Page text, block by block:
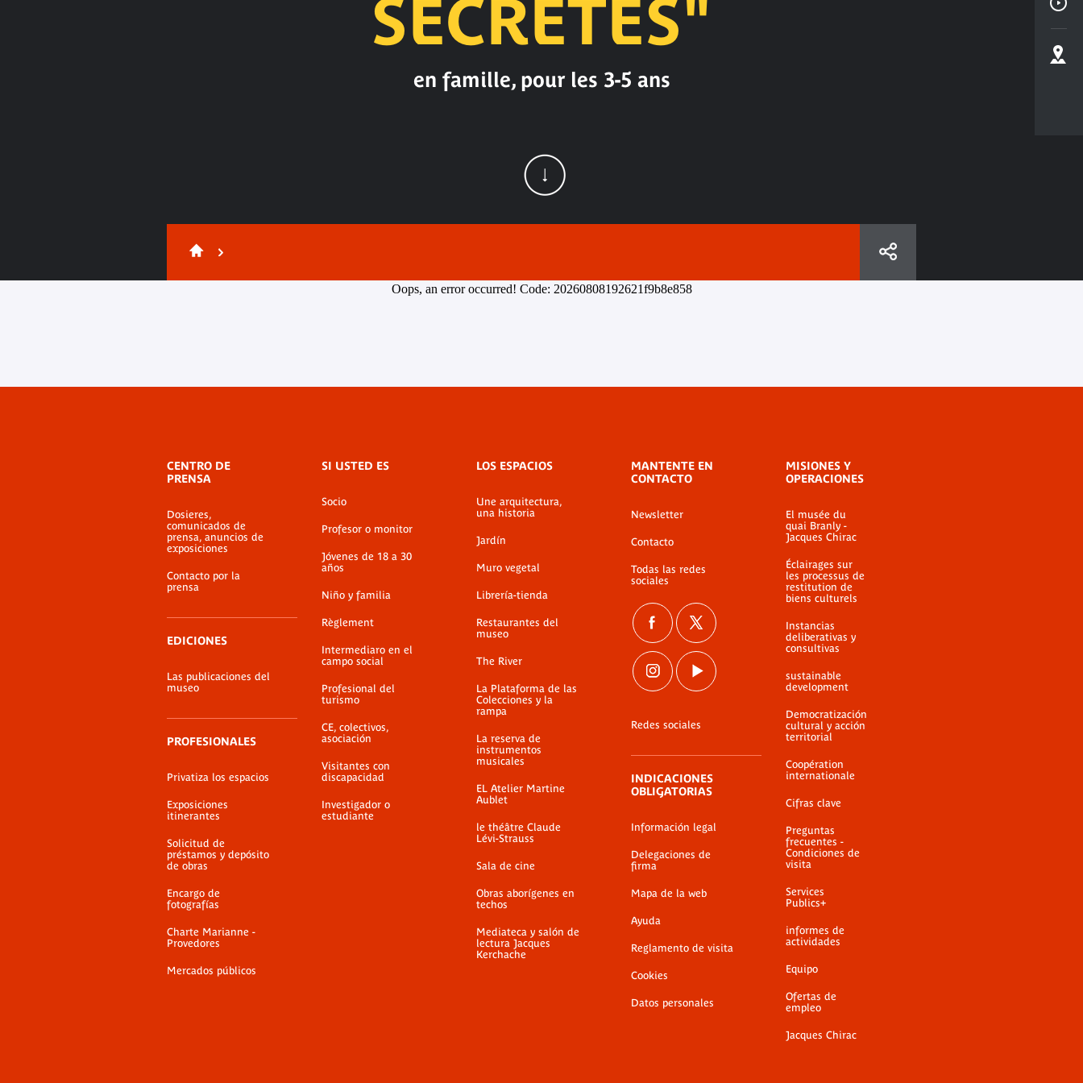
SECRÈTES"
en famille, pour les 3-5 ans
Oops, an error occurred! Code: 20260808192621f9b8e858
de
pie
página
CENTRO DE
PRENSA
Dosieres,
comunicados de
prensa, anuncios de
exposiciones
Contacto por la
prensa
EDICIONES
Las publicaciones del
museo
PROFESIONALES
Privatiza los espacios
Exposiciones
itinerantes
Solicitud de
préstamos y depósito
de obras
Encargo de
fotografías
Charte Marianne -
Provedores
Mercados públicos
SI USTED ES
Socio
Profesor o monitor
Jóvenes de 18 a 30
años
Niño y familia
Règlement
Intermediaro en el
campo social
Profesional del
turismo
CE, colectivos,
asociación
Visitantes con
discapacidad
Investigador o
estudiante
LOS ESPACIOS
Une arquitectura,
una historia
Jardín
Muro vegetal
Librería-tienda
Restaurantes del
museo
The River
La Plataforma de las
Colecciones y la
rampa
La reserva de
instrumentos
musicales
EL Atelier Martine
Aublet
le théâtre Claude
Lévi-Strauss
Sala de cine
Obras aborígenes en
techos
Mediateca y salón de
lectura Jacques
Kerchache
MANTENTE EN
CONTACTO
Newsletter
Contacto
Todas las redes
sociales
Redes sociales
INDICACIONES
OBLIGATORIAS
Información legal
Delegaciones de
firma
Mapa de la web
Ayuda
Reglamento de visita
Cookies
Datos personales
MISIONES Y
OPERACIONES
El musée du
quai Branly -
Jacques Chirac
Éclairages sur
les processus de
restitution de
biens culturels
Instancias
deliberativas y
consultivas
sustainable
development
Democratización
cultural y acción
territorial
Coopération
internationale
Cifras clave
Preguntas
frecuentes -
Condiciones de
visita
Services
Publics+
informes de
actividades
Equipo
Ofertas de
empleo
Jacques Chirac